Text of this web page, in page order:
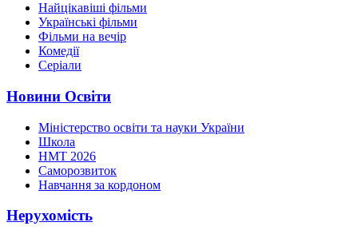
Найцікавіші фільми
Українські фільми
Фільми на вечір
Комедії
Серіали
Новини Освіти
Міністерство освіти та науки України
Школа
НМТ 2026
Саморозвиток
Навчання за кордоном
Нерухомість